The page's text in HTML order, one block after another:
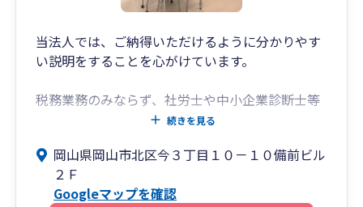
ています。
当法人では、ご納得いただけるように分かりやす
い説明をすることを心がけています。
税務業務のみならず、社労士や中小企業診断士等
の専門家と提携して、補助金や助成金の活用もご
また経営計画の策定や、売上や利益の改善のため
の予算策定、黒字化に向けての各種分析も実施
し、御社の発展に貢献します。
続きを見る
岡山県岡山市北区今３丁目１０－１０備前ビル
２Ｆ
Googleマップを確認